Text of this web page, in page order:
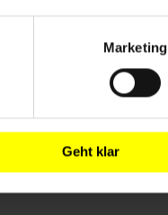
Marketing
Geht klar